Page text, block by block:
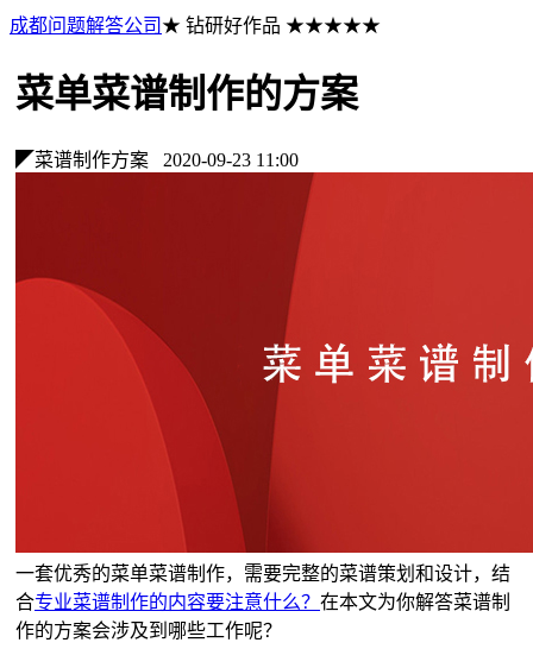
成都问题解答公司 ★ 钻研好作品 ★★★★★
菜单菜谱制作的方案
◤菜谱制作方案 2020-09-23 11:00
一套优秀的菜单菜谱制作，需要完整的菜谱策划和设计，结
合专业菜谱制作的内容要注意什么？ 在本文为你解答菜谱制
作的方案会涉及到哪些工作呢？